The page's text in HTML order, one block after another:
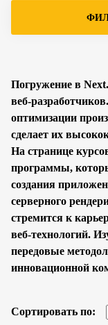
Погружение в
веб-
оптимизации
сделает их
На странице
программы,
создания
серверного
стремится к
веб-технологий.
передовые
инновационной
Сортировать по: